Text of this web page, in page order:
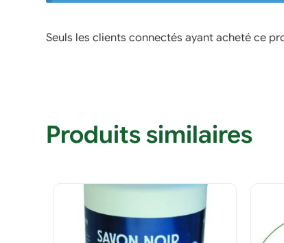
Seuls les clients connectés ayant acheté ce
Produits similaires